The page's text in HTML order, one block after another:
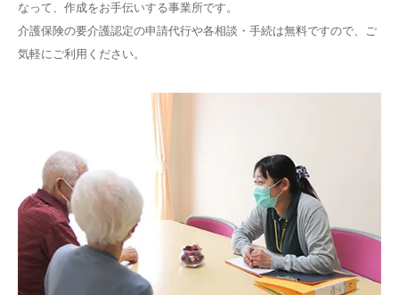
なって、作成をお手伝いする事業所です。
介護保険の要介護認定の申請代行や各相談・手続は無料ですので、ご
気軽にご利用ください。